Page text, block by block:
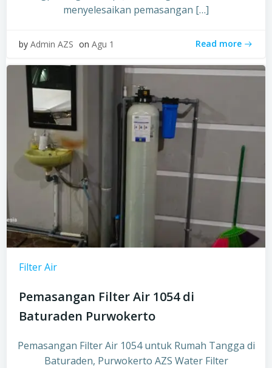
menyelesaikan pemasangan […]
by Admin AZS on Agu 1 Read more
Filter Air
Pemasangan Filter Air 1054 di
Baturaden Purwokerto
Pemasangan Filter Air 1054 untuk Rumah Tangga di
Baturaden, Purwokerto AZS Water Filter